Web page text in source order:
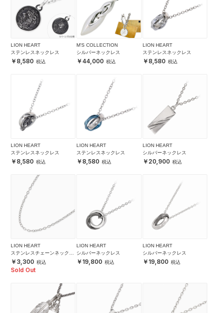
LION HEART
ステンレスネックレス
8,580
M'S COLLECTION
シルバーネックレス
44,000
LION HEART
ステンレスネックレス
8,580
LION HEART
ステンレスネックレス
8,580
LION HEART
ステンレスネックレス
8,580
LION HEART
シルバーネックレス
20,900
LION HEART
ステンレスチェーンネックレ
ス 3,300
Sold Out
LION HEART
シルバーネックレス
19,800
LION HEART
シルバーネックレス
19,800